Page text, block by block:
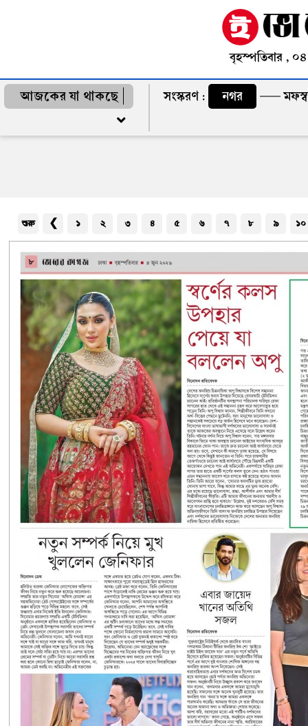
বৃহস্পতিবার ,
আজকের যা থাকছে সংস্করণ : নগর
শুরু ❮ ১ ২ ৩ ৪ ৫ ৬ ৭ ৮ ৯ ১০